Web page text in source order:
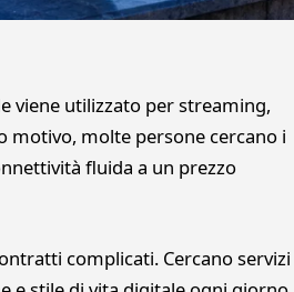
viene utilizzato per streaming,
motivo, molte persone cercano i
fluida a un prezzo
complicati. Cercano servizi